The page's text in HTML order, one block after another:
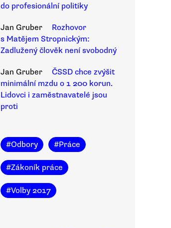
do profesionální politiky
Jan Gruber
Rozhovor
s Matějem Stropnickým:
Zadlužený člověk není svobodný
Jan Gruber
ČSSD chce zvýšit
minimální mzdu o 1 200 korun.
Lidovci i zaměstnavatelé jsou
proti
#Odbory #Práce
#Zákoník práce
#Volby 2017